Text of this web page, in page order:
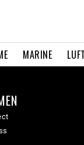
MARINE